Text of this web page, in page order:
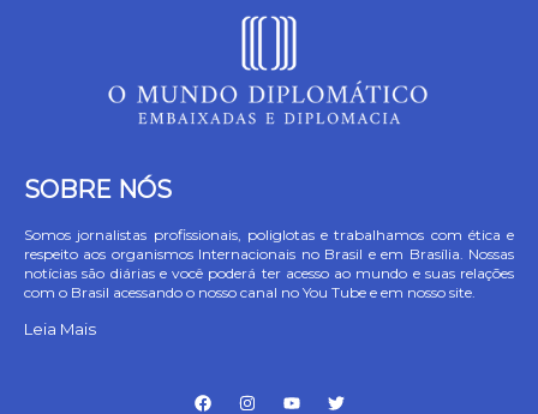
SOBRE NÓS
Somos jornalistas profissionais, poliglotas e trabalhamos com ética e
respeito aos organismos Internacionais no Brasil e em Brasília. Nossas
notícias são diárias e você poderá ter acesso ao mundo e suas relações
com o Brasil acessando o nosso canal no You Tube e em nosso site.
Leia Mais